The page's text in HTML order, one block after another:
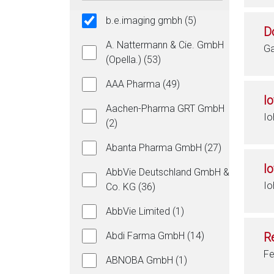
b.e.imaging gmbh (5)
A. Nattermann & Cie. GmbH
(Opella.) (53)
AAA Pharma (49)
Aachen-Pharma GRT GmbH
(2)
Abanta Pharma GmbH (27)
AbbVie Deutschland GmbH &
Co. KG (36)
AbbVie Limited (1)
Abdi Farma GmbH (14)
ABNOBA GmbH (1)